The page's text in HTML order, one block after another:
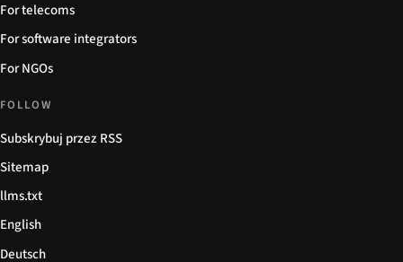
For telecoms
For software integrators
For NGOs
FOLLOW
Subskrybuj przez RSS
Sitemap
llms.txt
English
Deutsch